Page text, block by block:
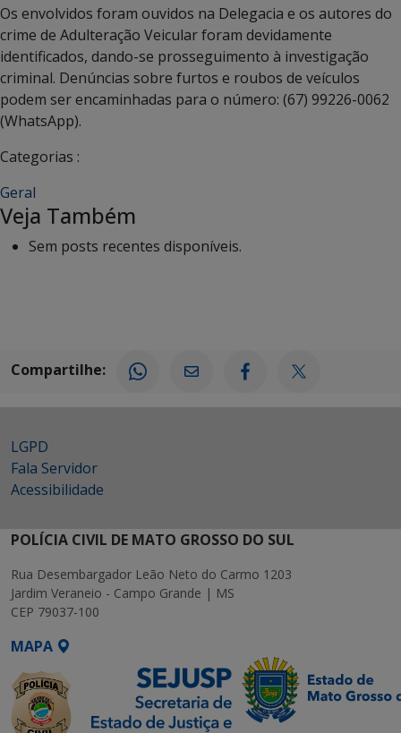
Os envolvidos foram ouvidos na Delegacia e os autores do
crime de Adulteração Veicular foram devidamente
identificados, dando-se prosseguimento à investigação
criminal. Denúncias sobre furtos e roubos de veículos
podem ser encaminhadas para o número: (67) 99226-0062
(WhatsApp).
Categorias :
Geral
Veja Também
Sem posts recentes disponíveis.
Compartilhe:
LGPD
Fala Servidor
Acessibilidade
POLÍCIA CIVIL DE MATO GROSSO DO SUL
Rua Desembargador Leão Neto do Carmo 1203
Jardim Veraneio - Campo Grande | MS
CEP 79037-100
MAPA